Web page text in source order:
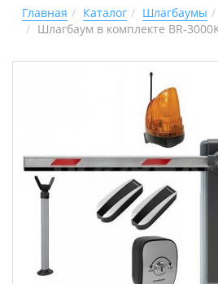
Главная Каталог Шлагбаумы
Шлагбаум в комплекте BR-